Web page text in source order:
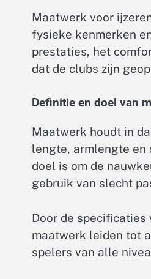
Maatwerk voor
fysieke kenmerken
prestaties, het
dat de clubs zijn
Definitie en doel van
Maatwerk houdt in
lengte, armlengte en
doel is om de
gebruik van slecht
Door de
maatwerk leiden tot
spelers van alle